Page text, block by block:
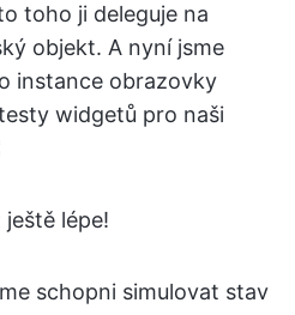
toho ji deleguje na
objekt. A nyní jsme
instance obrazovky
widgetů pro naši
lépe!
schopni simulovat stav